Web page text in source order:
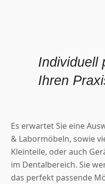
Individuell
Ihren
Es erwartet Sie eine
& Labormöbeln, sowie
Kleinteile, oder auch
im Dentalbereich.Sie
das perfekt passende